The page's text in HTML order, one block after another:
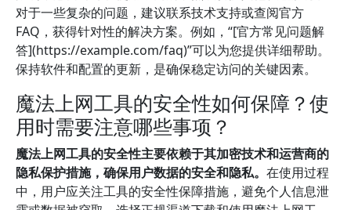
对于一些复杂的问题，建议联系技术支持或查阅官方
FAQ，获得针对性的解决方案。例如，“[官方常见问题解
答](https://example.com/faq)”可以为您提供详细帮助。
保持软件和配置的更新，是确保稳定访问的关键因素。
魔法上网工具的安全性如何保障？使
用时需要注意哪些事项？
魔法上网工具的安全性主要依赖于其加密技术和运营商的
隐私保护措施，确保用户数据的安全和隐私。 在使用过程
中，用户应关注工具的安全性保障措施，避免个人信息泄